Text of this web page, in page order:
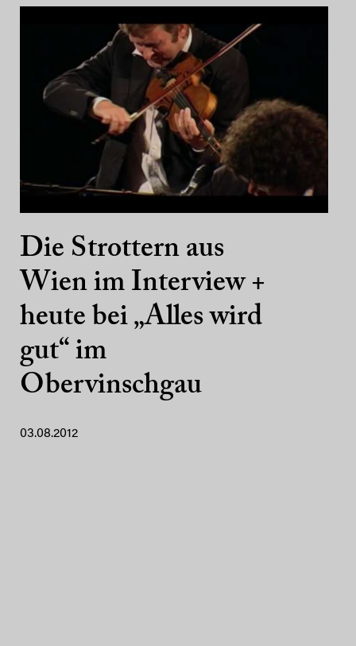
Die Strottern aus
Wien im Interview +
heute bei „Alles wird
gut“ im
Obervinschgau
03.08.2012